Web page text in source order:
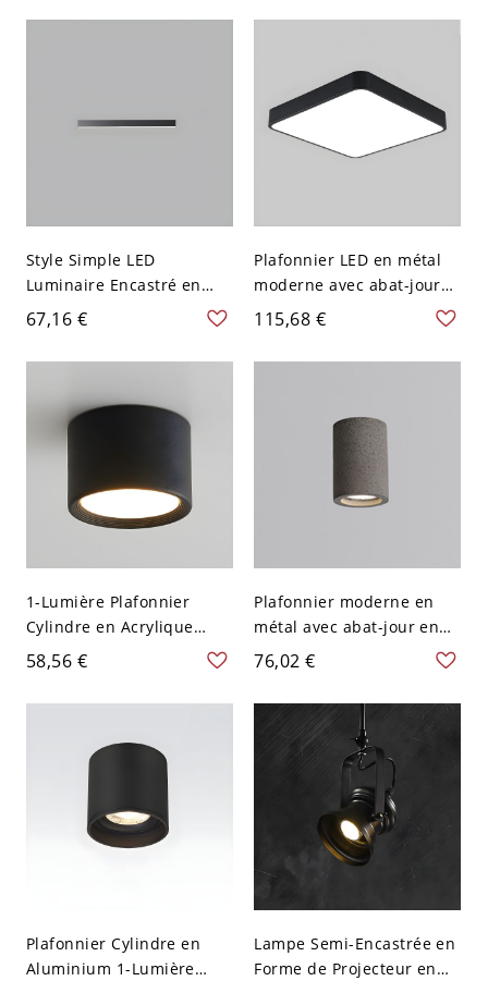
Diamant en Noir
pouces de large
Style Simple LED
Luminaire Encastré en
Métal Plafonnier Linéaire
pour Salon - Noir 110 V-
120 V 49,53 cm
67,16 €
Plafonnier LED en métal
moderne avec abat-jour
en acrylique - Abat-jour
blanc - 110 V-120 V 30,48
cm Noir Blanc
115,68 €
1-Lumière Plafonnier
Cylindre en Acrylique
Lampe Encastrée LED
Moderne - Noir 110 V-120
V 8,89 cm Blanc
58,56 €
Plafonnier moderne en
métal avec abat-jour en
béton - 110 V-120 V 10,16
cm Noir
76,02 €
Plafonnier Cylindre en
Aluminium 1-Lumière
Lampe Semi-Encastrée en
Forme de Projecteur en